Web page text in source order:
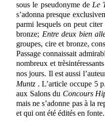
sous le pseudonyme de Le
s’adonna presque
parmi lesquels on peut citer
bronze; Entre deux bien
groupes, cire et bronze,
Passage connaissait
nombreux et
nos jours. Il est aussi
Muntz . L’article occupe 5
aux Salons du Concours
mais ne s’adonne pas à la
et qui ont été édités en